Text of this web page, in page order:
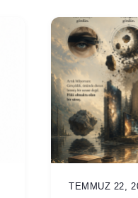
TEMMUZ 22,